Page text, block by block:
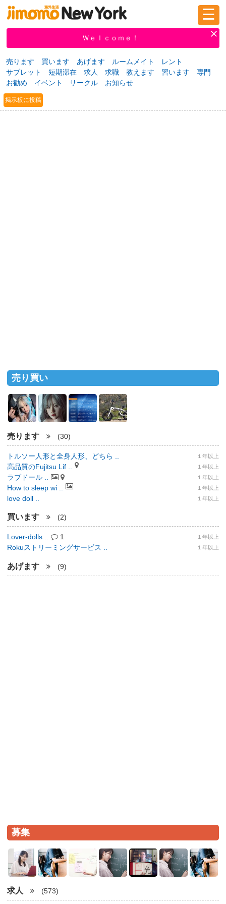
新規登録
掲示板 教えて！
☰
Ｗｅｌｃｏｍｅ！
売ります 買います あげます ルームメイト
レント
サブレット
短期滞在 求人 求職 教えます 習います
専門
お勧め
イベント サークル お知らせ
掲示板に投稿
売り買い
売ります (30)
トルソー人形と全身人形、どちら .. １年以上
高品質のFujitsu Lif .. １年以上
ラブドール .. １年以上
How to sleep wi .. １年以上
love doll .. １年以上
買います (2)
Lover-dolls .. 1 １年以上
Rokuストリーミングサービス .. １年以上
あげます (9)
募集
求人 (573)